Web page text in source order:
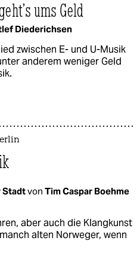
ums Geld
Diederichsen
zwischen E- und U-Musik
anderem weniger Geld
Stadtvon Tim Caspar Boehme
aber auch die Klangkunst
alten Norweger, wenn